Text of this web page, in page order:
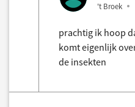
't Broek
prachtig ik hoop
komt eigenlijk
de insekten